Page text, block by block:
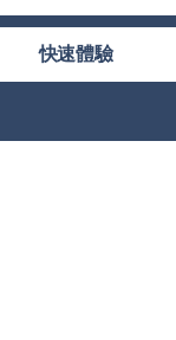
快速體驗